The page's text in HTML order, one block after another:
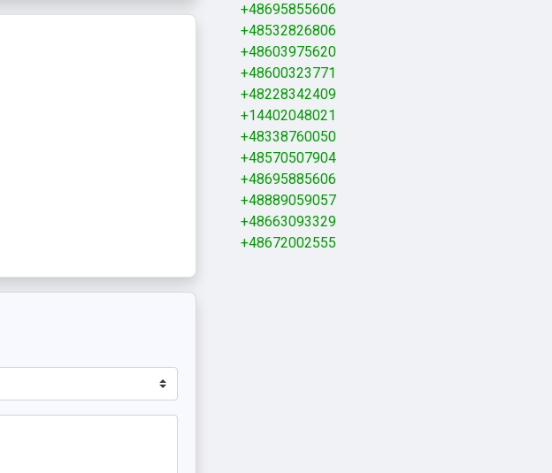
+48695855606
+48532826806
+48603975620
+48600323771
+48228342409
+14402048021
+48338760050
+48570507904
+48695885606
+48889059057
+48663093329
+48672002555